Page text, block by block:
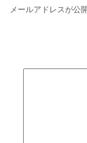
メールアドレスが公